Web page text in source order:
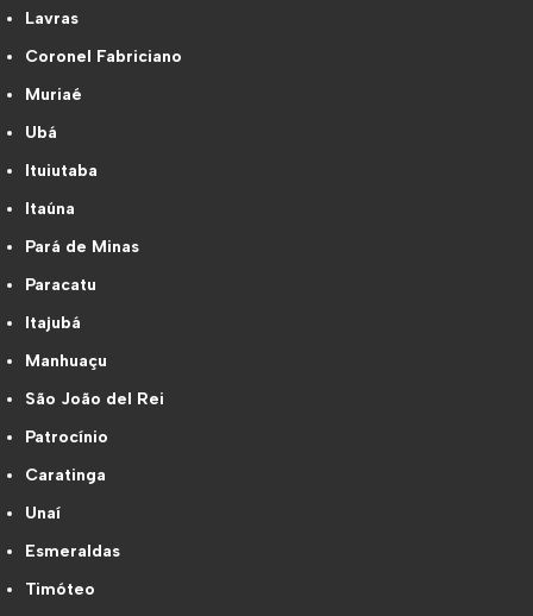
Lavras
Coronel Fabriciano
Muriaé
Ubá
Ituiutaba
Itaúna
Pará de Minas
Paracatu
Itajubá
Manhuaçu
São João del Rei
Patrocínio
Caratinga
Unaí
Esmeraldas
Timóteo